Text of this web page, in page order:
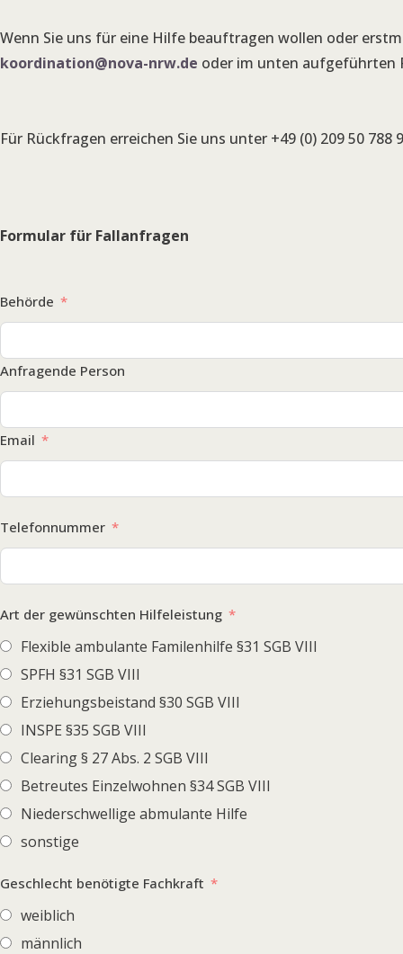
Wenn Sie uns für eine Hilfe beauftragen wollen oder
koordination@nova-nrw.de oder im unten aufgeführten
Für Rückfragen erreichen Sie uns unter +49 (0) 209 50 788
Formular für Fallanfragen
Behörde
Anfragende Person
Email
Telefonnummer
Art der gewünschten Hilfeleistung
Flexible ambulante Familenhilfe §31 SGB VIII
SPFH §31 SGB VIII
Erziehungsbeistand §30 SGB VIII
INSPE §35 SGB VIII
Clearing § 27 Abs. 2 SGB VIII
Betreutes Einzelwohnen §34 SGB VIII
Niederschwellige abmulante Hilfe
sonstige
Geschlecht benötigte Fachkraft
weiblich
männlich